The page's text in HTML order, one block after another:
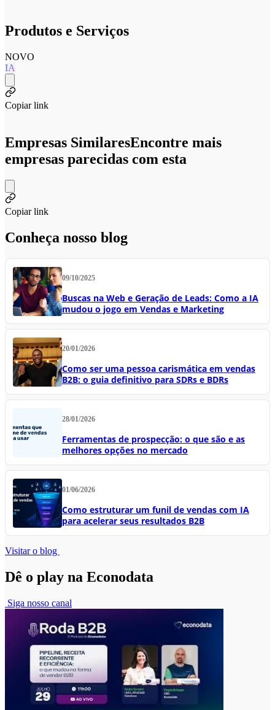
Produtos e Serviços
NOVO
IA
Copiar link
Empresas SimilaresEncontre mais
empresas parecidas com esta
Copiar link
Conheça nosso blog
09/10/2025
Buscas na Web e Geração de Leads: Como a IA
mudou o jogo em Vendas e Marketing
20/01/2026
Como ser uma pessoa carismática em vendas
B2B: o guia definitivo para SDRs e BDRs
28/01/2026
Ferramentas de prospecção: o que são e as
melhores opções no mercado
01/06/2026
Como estruturar um funil de vendas com IA
para acelerar seus resultados B2B
Visitar o blog
Dê o play na Econodata
Siga nosso canal